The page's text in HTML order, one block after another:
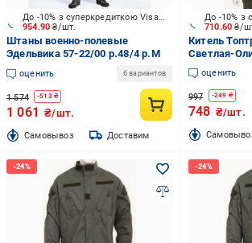
954.90₴/шт.
До -10% з суперкредиткою Visa Вигода
Штаны военно-полевые
Эдельвика 57-22/00 р.48/4 р.M
оценить 6 вариантов
1 574 -513₴
1 061 ₴/шт.
Cамовывоз Доставим
710.60₴/
Китель
Светлая-
176cм р.XL
оценить
997 -249 ₴
748 ₴/шт.